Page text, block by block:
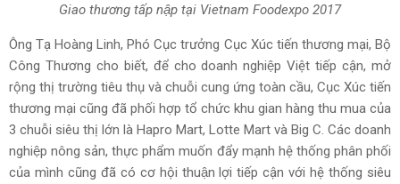
Giao thương tấp nập tại Vietnam Foodexpo 2017
Ông Tạ Hoàng Linh, Phó Cục trưởng Cục Xúc tiến thương mại, Bộ
Công Thương cho biết, để cho doanh nghiệp Việt tiếp cận, mở
rộng thị trường tiêu thụ và chuỗi cung ứng toàn cầu, Cục Xúc tiến
thương mại cũng đã phối hợp tổ chức khu gian hàng thu mua của
3 chuỗi siêu thị lớn là Hapro Mart, Lotte Mart và Big C. Các doanh
nghiệp nông sản, thực phẩm muốn đẩy mạnh hệ thống phân phối
của mình cũng đã có cơ hội thuận lợi tiếp cận với hệ thống siêu